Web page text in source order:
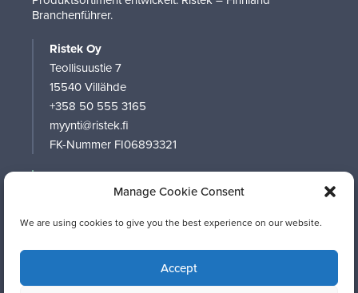
Manage Cookie Consent
We are using cookies to give you the best experience on our website.
Accept
Branchenführer.
Ristek Oy
Teollisuustie 7
15540 Villähde
+358 50 555 3165
myynti@ristek.fi
FK-Nummer FI06893321
SOFTWARE